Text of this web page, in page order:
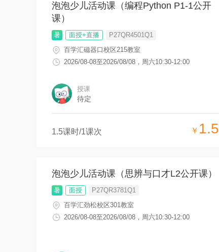
泡泡少儿活动课（编程Python P1-1公开
课）
暑 面授+直播
P27QR4501Q1
百学汇磁器口校区215教室
2026/08-08至2026/08/08 ， 周六10:30-12:00
授课
待定
1.5课时/1课次 ￥ 1.5
泡泡少儿活动课（思辨与口才L2公开课）
暑 面授
P27QR3781Q1
百学汇劲松校区301教室
2026/08-08至2026/08/08 ， 周六10:30-12:00